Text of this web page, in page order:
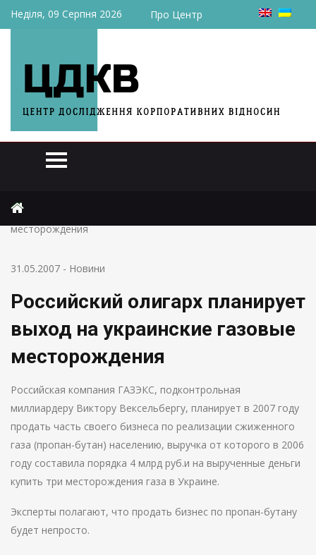
Неділя, 09 Серпня 2026 Про Центр
Российский олигарх планирует выход на украинские газовые
месторождения
31.05.2007 - Новини
Российский олигарх планирует
выход на украинские газовые
месторождения
Российская компания ГАЗЭКС, подконтрольная
миллиардеру Виктору Вексельбергу, планирует в 2007 году
продать часть своего бизнеса по реализации сжиженного
газа (пропан-бутан) населению, выручка от которого в 2006
году составила порядка 4 млрд руб.и на вырученные деньги
купить три месторождения газа в Украине.
Эксперты полагают, что продать бизнес по пропан-бутану
будет непросто.